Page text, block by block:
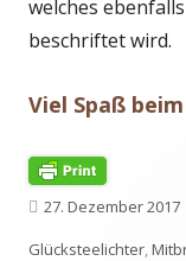
welches
beschriftet wird.
Viel Spaß
Veröffentlicht
am
27. Dezember 2017
Glücksteelichter